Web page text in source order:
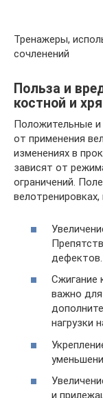
Тренажеры,
сочленений
Польза и
костной и
Положительные
от применения
изменениях в
зависят от
ограничений.
дефектов.
Сжигание
важно
нагрузки
и